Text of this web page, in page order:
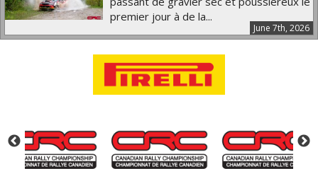
June 7th, 2026
premier jour à de la...